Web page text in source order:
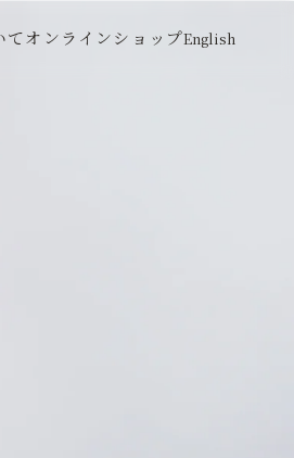
てオンラインショップEnglish